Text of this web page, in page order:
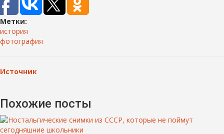
Метки:
история
фотография
Источник
Похожие посты